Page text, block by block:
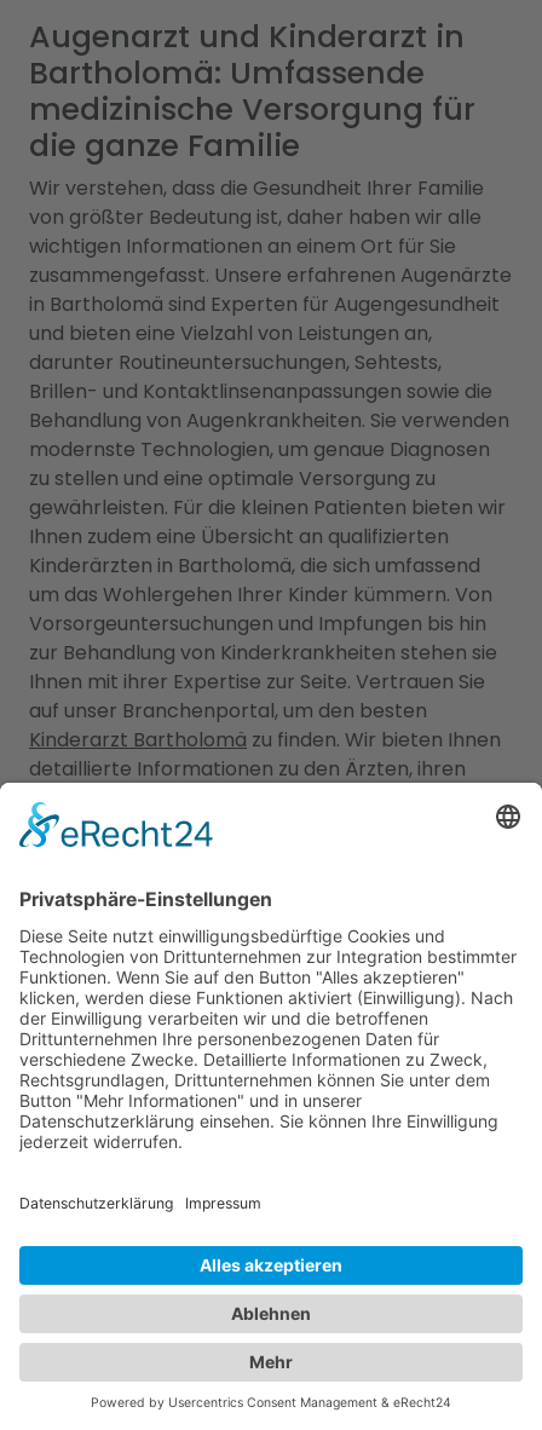
Augenarzt und Kinderarzt in
Bartholomä: Umfassende
medizinische Versorgung für
die ganze Familie
Wir verstehen, dass die Gesundheit Ihrer Familie
von größter Bedeutung ist, daher haben wir alle
wichtigen Informationen an einem Ort für Sie
zusammengefasst. Unsere erfahrenen Augenärzte
in Bartholomä sind Experten für Augengesundheit
und bieten eine Vielzahl von Leistungen an,
darunter Routineuntersuchungen, Sehtests,
Brillen- und Kontaktlinsenanpassungen sowie die
Behandlung von Augenkrankheiten. Sie verwenden
modernste Technologien, um genaue Diagnosen
zu stellen und eine optimale Versorgung zu
gewährleisten. Für die kleinen Patienten bieten wir
Ihnen zudem eine Übersicht an qualifizierten
Kinderärzten in Bartholomä, die sich umfassend
um das Wohlergehen Ihrer Kinder kümmern. Von
Vorsorgeuntersuchungen und Impfungen bis hin
zur Behandlung von Kinderkrankheiten stehen sie
Ihnen mit ihrer Expertise zur Seite. Vertrauen Sie
auf unser Branchenportal, um den besten
Kinderarzt Bartholomä zu finden. Wir bieten Ihnen
detaillierte Informationen zu den Ärzten, ihren
Fachgebieten, Öffnungszeiten und Standorten.
Sorgen Sie für die Gesundheit Ihrer Familie, indem
Sie die besten medizinischen Fachkräfte für
Augen- und Kinderheilkunde in Bartholomä finden.
Jetzt Augenarzt finden!
Branchenbuch
Kontakt & Hilfe
Für Unternehmen
Unternehmen hinzufügen
Anzeigenschaltung